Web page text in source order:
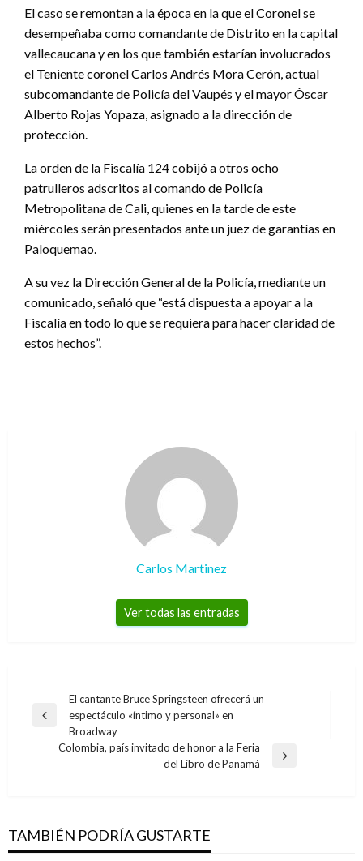
El caso se remontan a la época en la que el Coronel se
desempeñaba como comandante de Distrito en la capital
vallecaucana y en los que también estarían involucrados
el Teniente coronel Carlos Andrés Mora Cerón, actual
subcomandante de Policía del Vaupés y el mayor Óscar
Alberto Rojas Yopaza, asignado a la dirección de
protección.
La orden de la Fiscalía 124 cobijó a otros ocho
patrulleros adscritos al comando de Policía
Metropolitana de Cali, quienes en la tarde de este
miércoles serán presentados ante un juez de garantías en
Paloquemao.
A su vez la Dirección General de la Policía, mediante un
comunicado, señaló que “está dispuesta a apoyar a la
Fiscalía en todo lo que se requiera para hacer claridad de
estos hechos”.
Carlos Martinez
Ver todas las entradas
Navegación
de
entradas
Entrada
anterior
El cantante Bruce Springsteen ofrecerá un
espectáculo «íntimo y personal» en
Broadway
Colombia, país invitado de honor a la Feria
del Libro de Panamá
TAMBIÉN PODRÍA GUSTARTE